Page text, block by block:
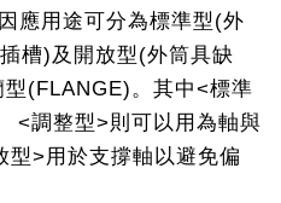
應用途可分為標準型(外
槽)及開放型(外筒具缺
(FLANGE)。其中<標準
<調整型>則可以用為軸與
型>用於支撐軸以避免偏